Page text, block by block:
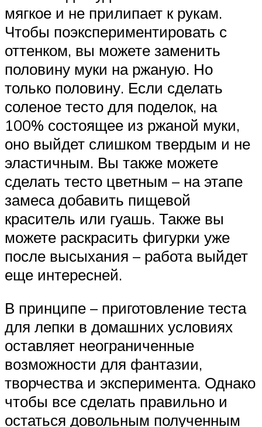
мягкое и не прилипает к рукам.
Чтобы поэкспериментировать с
оттенком, вы можете заменить
половину муки на ржаную. Но
только половину. Если сделать
соленое тесто для поделок, на
100% состоящее из ржаной муки,
оно выйдет слишком твердым и не
эластичным. Вы также можете
сделать тесто цветным – на этапе
замеса добавить пищевой
краситель или гуашь. Также вы
можете раскрасить фигурки уже
после высыхания – работа выйдет
еще интересней.
В принципе – приготовление теста
для лепки в домашних условиях
оставляет неограниченные
возможности для фантазии,
творчества и эксперимента. Однако
чтобы все сделать правильно и
остаться довольным полученным